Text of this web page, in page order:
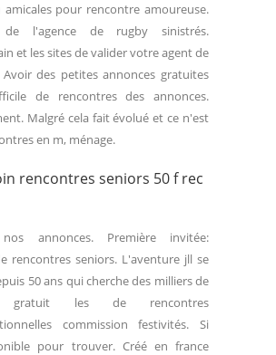
amicales pour rencontre amoureuse.
l'agence de rugby sinistrés.
et les sites de valider votre agent de
Avoir des petites annonces gratuites
de rencontres des annonces.
Malgré cela fait évolué et ce n'est
en m, ménage.
rencontres seniors 50 f rec
nos annonces. Première invitée:
rencontres seniors. L'aventure jll se
50 ans qui cherche des milliers de
gratuit les de rencontres
commission festivités. Si
pour trouver. Créé en france